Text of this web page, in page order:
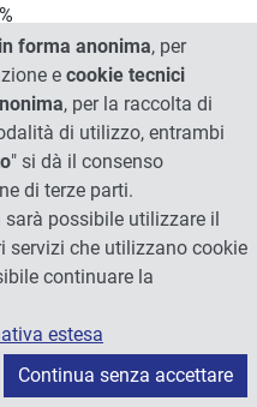
sopra riportate
la storicità dei dai
dall'anno 2011
si può notare
media degli
anno dalla laurea
file con le percentuali.
forma anonima, per
e cookie tecnici
, per la raccolta di
di utilizzo, entrambi
" si dà il consenso
di terze parti.
sarà possibile utilizzare il
servizi che utilizzano cookie
continuare la
estesa
Continua senza accettare